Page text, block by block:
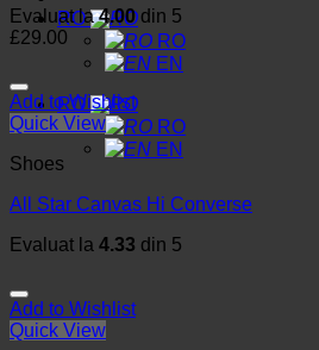
RO
RO
EN
RO
RO
EN
Evaluat la4.00din 5
£29.00
Add to Wishlist
Quick View
Shoes
All Star Canvas Hi Converse
Evaluat la 4.33 din 5
Add to Wishlist
Quick View